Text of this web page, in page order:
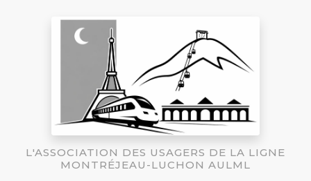
L'ASSOCIATION DES USAGERS DE LA LIGNE
MONTRÉJEAU-LUCHON AULML